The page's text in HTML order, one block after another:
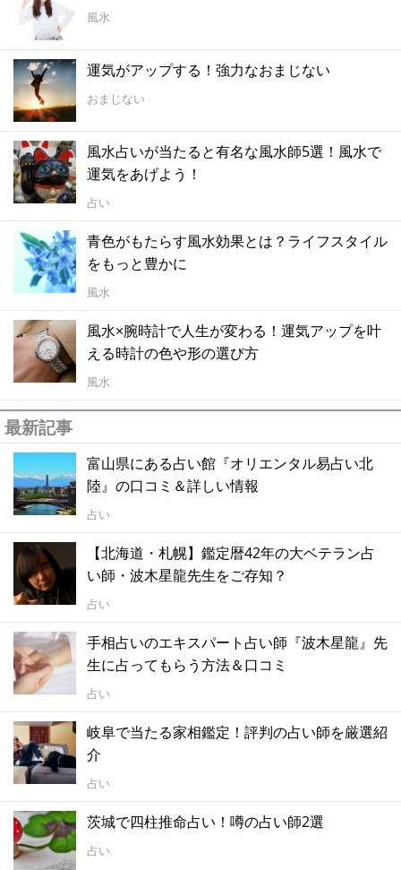
風水
運気がアップする！強力なおまじない
おまじない
風水占いが当たると有名な風水師5選！風水で
運気をあげよう！
占い
青色がもたらす風水効果とは？ライフスタイル
をもっと豊かに
風水
風水×腕時計で人生が変わる！運気アップを叶
える時計の色や形の選び方
風水
最新記事
富山県にある占い館『オリエンタル易占い北
陸』の口コミ＆詳しい情報
占い
【北海道・札幌】鑑定暦42年の大ベテラン占
い師・波木星龍先生をご存知？
占い
手相占いのエキスパート占い師『波木星龍』先
生に占ってもらう方法＆口コミ
占い
岐阜で当たる家相鑑定！評判の占い師を厳選紹
介
占い
茨城で四柱推命占い！噂の占い師2選
占い